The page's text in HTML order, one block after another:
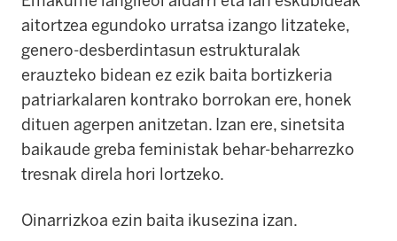
aitortzea egundoko urratsa izango litzateke,
genero-desberdintasun estrukturalak
erauzteko bidean ez ezik baita bortizkeria
patriarkalaren kontrako borrokan ere, honek
dituen agerpen anitzetan. Izan ere, sinetsita
baikaude greba feministak behar-beharrezko
tresnak direla hori lortzeko.
Oinarrizkoa ezin baita ikusezina izan.